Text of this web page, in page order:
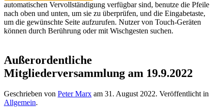
automatischen Vervollständigung verfügbar sind, benutze die Pfeile
nach oben und unten, um sie zu überprüfen, und die Eingabetaste,
um die gewünschte Seite aufzurufen. Nutzer von Touch-Geräten
können durch Berührung oder mit Wischgesten suchen.
Außerordentliche
Mitgliederversammlung am 19.9.2022
Geschrieben von Peter Marx am 31. August 2022. Veröffentlicht in
Allgemein.